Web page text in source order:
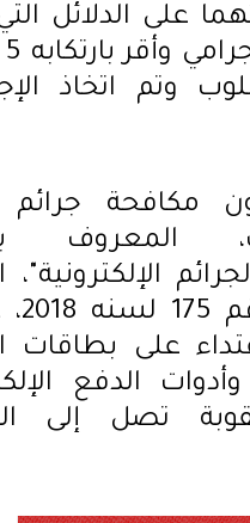
على الدلائل
وتم اتخاذ
مكافحة جرائم
المعروف
الإلكترونية"،
على بطاقات
الدفع
تصل إلى